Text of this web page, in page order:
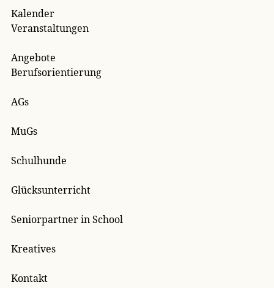
Kalender
Veranstaltungen
Angebote
Berufsorientierung
AGs
MuGs
Schulhunde
Glücksunterricht
Seniorpartner in School
Kreatives
Kontakt